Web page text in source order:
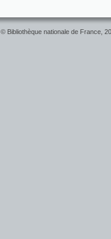
© Bibliothèque nationale de France,